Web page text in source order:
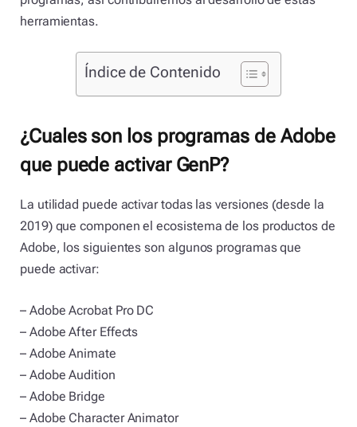
herramientas.
Índice de Contenido
¿Cuales son los programas de Adobe
que puede activar GenP?
La utilidad puede activar todas las versiones (desde la
2019) que componen el ecosistema de los productos de
Adobe, los siguientes son algunos programas que
puede activar:
– Adobe Acrobat Pro DC
– Adobe After Effects
– Adobe Animate
– Adobe Audition
– Adobe Bridge
– Adobe Character Animator